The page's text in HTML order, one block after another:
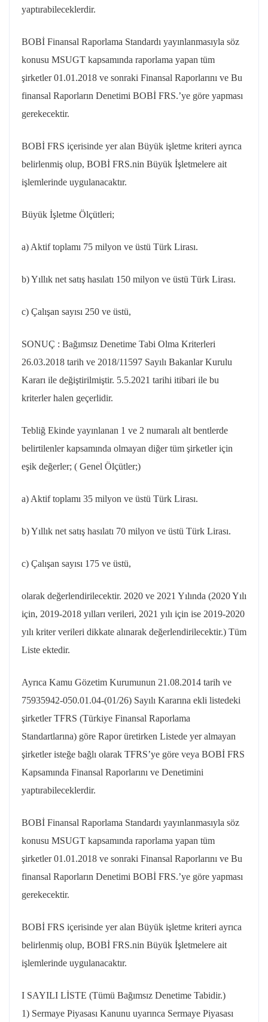
yaptırabileceklerdir.
BOBİ Finansal Raporlama Standardı yayınlanmasıyla söz
konusu MSUGT kapsamında raporlama yapan tüm
şirketler 01.01.2018 ve sonraki Finansal Raporlarını ve Bu
finansal Raporların Denetimi BOBİ FRS.’ye göre yapması
gerekecektir.
BOBİ FRS içerisinde yer alan Büyük işletme kriteri ayrıca
belirlenmiş olup, BOBİ FRS.nin Büyük İşletmelere ait
işlemlerinde uygulanacaktır.
Büyük İşletme Ölçütleri;
a) Aktif toplamı 75 milyon ve üstü Türk Lirası.
b) Yıllık net satış hasılatı 150 milyon ve üstü Türk Lirası.
c) Çalışan sayısı 250 ve üstü,
SONUÇ : Bağımsız Denetime Tabi Olma Kriterleri
26.03.2018 tarih ve 2018/11597 Sayılı Bakanlar Kurulu
Kararı ile değiştirilmiştir. 5.5.2021 tarihi itibari ile bu
kriterler halen geçerlidir.
Tebliğ Ekinde yayınlanan 1 ve 2 numaralı alt bentlerde
belirtilenler kapsamında olmayan diğer tüm şirketler için
eşik değerler; ( Genel Ölçütler;)
a) Aktif toplamı 35 milyon ve üstü Türk Lirası.
b) Yıllık net satış hasılatı 70 milyon ve üstü Türk Lirası.
c) Çalışan sayısı 175 ve üstü,
olarak değerlendirilecektir. 2020 ve 2021 Yılında (2020 Yılı
için, 2019-2018 yılları verileri, 2021 yılı için ise 2019-2020
yılı kriter verileri dikkate alınarak değerlendirilecektir.) Tüm
Liste ektedir.
Ayrıca Kamu Gözetim Kurumunun 21.08.2014 tarih ve
75935942-050.01.04-(01/26) Sayılı Kararına ekli listedeki
şirketler TFRS (Türkiye Finansal Raporlama
Standartlarına) göre Rapor üretirken Listede yer almayan
şirketler isteğe bağlı olarak TFRS’ye göre veya BOBİ FRS
Kapsamında Finansal Raporlarını ve Denetimini
yaptırabileceklerdir.
BOBİ Finansal Raporlama Standardı yayınlanmasıyla söz
konusu MSUGT kapsamında raporlama yapan tüm
şirketler 01.01.2018 ve sonraki Finansal Raporlarını ve Bu
finansal Raporların Denetimi BOBİ FRS.’ye göre yapması
gerekecektir.
BOBİ FRS içerisinde yer alan Büyük işletme kriteri ayrıca
belirlenmiş olup, BOBİ FRS.nin Büyük İşletmelere ait
işlemlerinde uygulanacaktır.
I SAYILI LİSTE (Tümü Bağımsız Denetime Tabidir.)
1) Sermaye Piyasası Kanunu uyarınca Sermaye Piyasası